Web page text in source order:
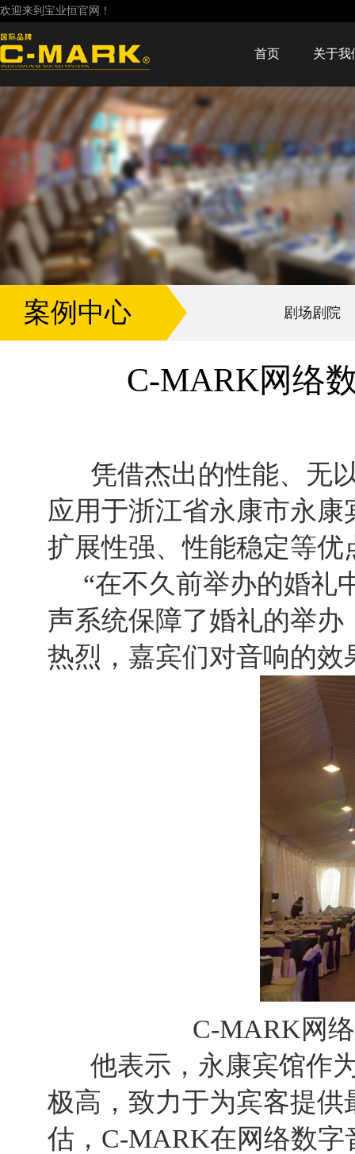
欢迎来到宝业恒官网！
首页 关于我
案例中心 剧场剧院
C-MARK网络
凭借杰出的性能、无以
应用于浙江省永康市永
扩展性强、性能稳定等
“在不久前举办的婚礼
声系统保障了婚礼的举
热烈，嘉宾们对音响的
C-MARK网
他表示，永康宾馆作为
极高，致力于为宾客提
估，C-MARK在网络数